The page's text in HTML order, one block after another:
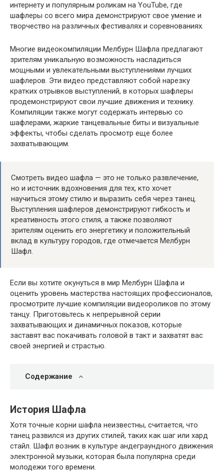
интернету и популярным роликам на YouTube, где
шафлеры со всего мира демонстрируют свое умение и
творчество на различных фестивалях и соревнованиях.
Многие видеокомпиляции Мелбурн Шафла предлагают
зрителям уникальную возможность насладиться
мощными и увлекательными выступлениями лучших
шафлеров. Эти видео представляют собой нарезку
кратких отрывков выступлений, в которых шафлеры
продемонстрируют свои лучшие движения и технику.
Компиляции также могут содержать интервью со
шафлерами, жаркие танцевальные биты и визуальные
эффекты, чтобы сделать просмотр еще более
захватывающим.
Смотреть видео шафла — это не только развлечение,
но и источник вдохновения для тех, кто хочет
научиться этому стилю и выразить себя через танец.
Выступления шафлеров демонстрируют гибкость и
креативность этого стиля, а также позволяют
зрителям оценить его энергетику и положительный
вклад в культуру городов, где отмечается Мелбурн
Шафл.
Если вы хотите окунуться в мир Мелбурн Шафла и
оценить уровень мастерства настоящих профессионалов,
просмотрите лучшие компиляции видеороликов по этому
танцу. Приготовьтесь к непрерывной серии
захватывающих и динамичных показов, которые
заставят вас покачивать головой в такт и захватят вас
своей энергией и страстью.
Содержание
История Шафла
Хотя точные корни шафла неизвестны, считается, что
танец развился из других стилей, таких как шаг или хард
стайл. Шафл возник в культуре андеграундного движения
электронной музыки, которая была популярна среди
молодежи того времени.